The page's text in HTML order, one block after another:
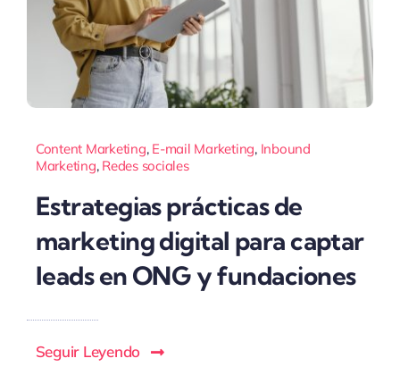
Content Marketing, E-mail Marketing, Inbound
Marketing, Redes sociales
Estrategias prácticas de
marketing digital para captar
leads en ONG y fundaciones
Seguir Leyendo